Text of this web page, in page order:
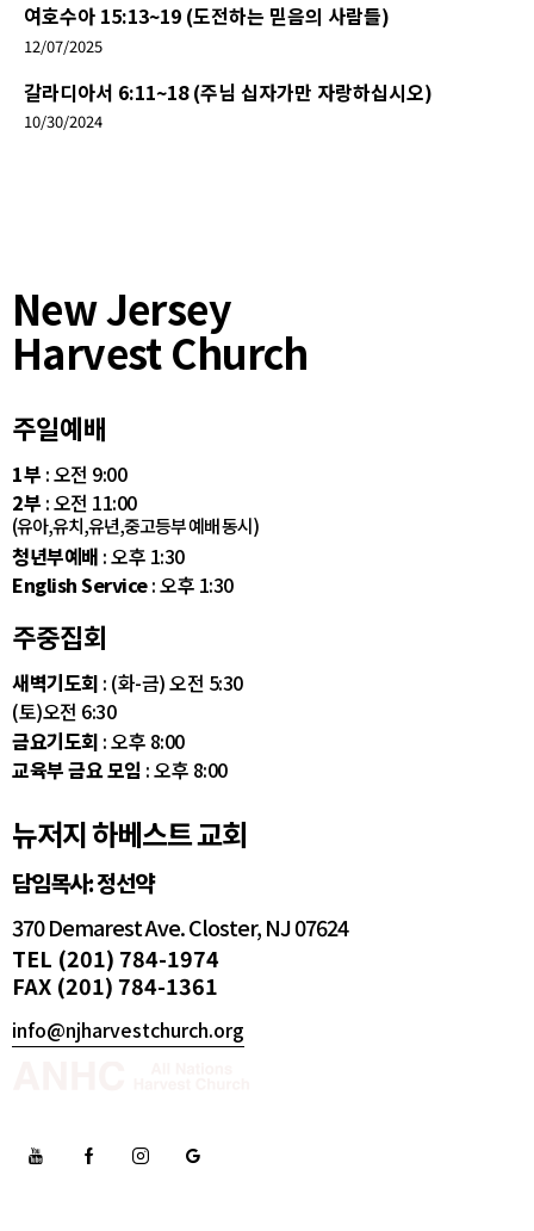
여호수아 15:13~19 (도전하는 믿음의 사람들)
12/07/2025
갈라디아서 6:11~18 (주님 십자가만 자랑하십시오)
10/30/2024
New Jersey
Harvest Church
주일예배
1부 : 오전 9:00
2부 : 오전 11:00
(유아,유치,유년,중고등부 예배 동시)
청년부예배 : 오후 1:30
English Service: 오후 1:30
주중집회
새벽기도회 : (화-금) 오전 5:30
(토)오전 6:30
금요기도회 : 오후 8:00
교육부 금요 모임 : 오후 8:00
뉴저지 하베스트 교회
담임목사: 정선약
370 Demarest Ave. Closter, NJ 07624
TEL (201) 784-1974
FAX (201) 784-1361
info@njharvestchurch.org